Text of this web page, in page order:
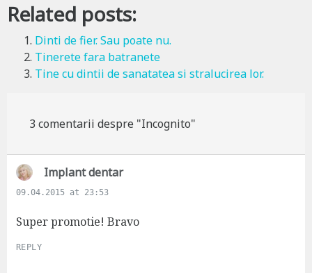
Related posts:
Dinti de fier. Sau poate nu.
Tinerete fara batranete
Tine cu dintii de sanatatea si stralucirea lor.
3 comentarii despre "Incognito"
Implant dentars
s
09.04.2015 at 23:53
Super promotie! Bravo
REPLY